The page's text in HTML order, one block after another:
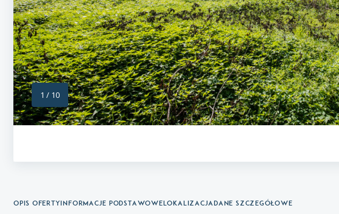
1 / 10
Opis ofertyInformacje podstawoweLokalizacjaDane szczegółowe